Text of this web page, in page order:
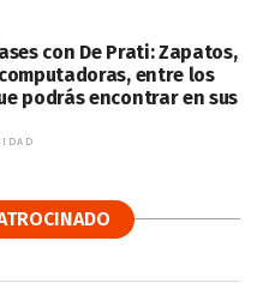
con De Prati: Zapatos,
entre los
podrás encontrar en sus